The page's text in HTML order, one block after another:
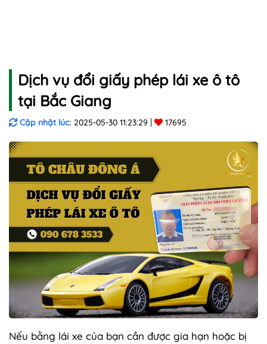
Dịch vụ đổi giấy phép lái xe ô tô
tại Bắc Giang
Cập nhật lúc: 2025-05-30 11:23:29 17695
Nếu bằng lái xe của bạn cần được gia hạn hoặc bị